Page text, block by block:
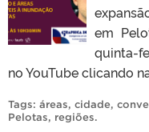
em
quinta-
no YouTube clicando
Tags: áreas, cidade,
Pelotas, regiões.